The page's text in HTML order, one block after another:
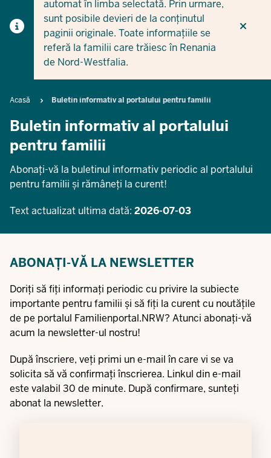
automat în limba selectată. Prin urmare,
sunt posibile devieri de la conținutul
paginii originale. Toate informațiile se
referă la familii care trăiesc în Renania
de Nord-Westfalia.
Breadcrumb
Acasă Buletin informativ al portalului pentru familii
Buletin informativ al portalului
pentru familii
Abonați-vă la buletinul informativ periodic al portalului
pentru familii și rămâneți la curent!
Text actualizat ultima dată: 2026-07-03
ABONAȚI-VĂ LA NEWSLETTER
Doriți să fiți informați periodic cu privire la subiecte
importante pentru familii și să fiți la curent cu noutățile
de pe portalul Familienportal.NRW? Atunci abonați-vă
acum la newsletter-ul nostru!
După înscriere, veți primi un e-mail în care vi se va
solicita să vă confirmați înscrierea. Linkul din e-mail
este valabil 30 de minute. După confirmare, sunteți
abonat la newsletter.